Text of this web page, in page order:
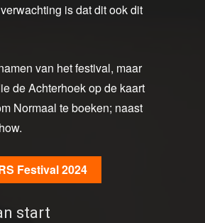
is dat dit ook dit
van het festival, maar
de Achterhoek op de kaart
Normaal te boeken; naast
Festival 2024
start